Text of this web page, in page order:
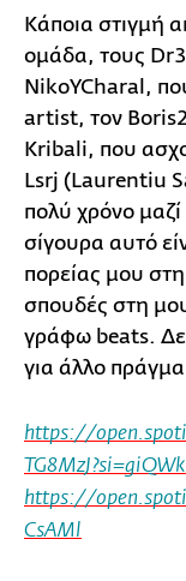
Κάποια στιγμή
ομάδα, τους
NikoYCharal,
artist, τον
Kribali, που
Lsrj (Laurentiu
πολύ χρόνο μαζί
σίγουρα αυτό
πορείας μου
σπουδές στη
γράφω beats.
για άλλο
https://
https://
CsAMl